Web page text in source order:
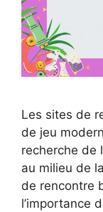
Les sites de
de jeu
recherche de
au milieu de
de rencontre
l’importance